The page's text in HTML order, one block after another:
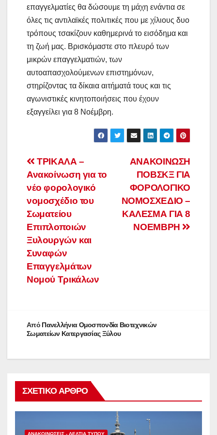
επαγγελματίες θα δώσουμε τη μάχη ενάντια σε
όλες τις αντιλαϊκές πολιτικές που με χίλιους δυο
τρόπους τσακίζουν καθημερινά το εισόδημα και
τη ζωή μας. Βρισκόμαστε στο πλευρό των
μικρών επαγγελματιών, των
αυτοαπασχολούμενων επιστημόνων,
στηρίζοντας τα δίκαια αιτήματά τους και τις
αγωνιστικές κινητοποιήσεις που έχουν
εξαγγείλει για 8 Νοέμβρη.
Πλοήγηση
άρθρων
ΑΝΑΚΟΙΝΩΣΗ
ΠΟΒΣΚΞ ΓΙΑ
ΦΟΡΟΛΟΓΙΚΟ
ΝΟΜΟΣΧΕΔΙΟ –
ΚΑΛΕΣΜΑ ΓΙΑ 8
ΝΟΕΜΒΡΗ
ΤΡΙΚΑΛΑ –
Ανακοίνωση για το
νέο φορολογικό
νομοσχέδιο του
Σωματείου
Επιπλοποιών
Ξυλουργών και
Συναφών
Επαγγελμάτων
Νομού Τρικάλων
Από Πανελλήνια Ομοσπονδία Βιοτεχνικών
Σωματείων Κατεργασίας Ξύλου
ΣΧΕΤΙΚΌ ΆΡΘΡΟ
ΑΝΑΚΟΙΝΏΣΕΙΣ - ΔΕΛΤΊΑ ΤΎΠΟΥ